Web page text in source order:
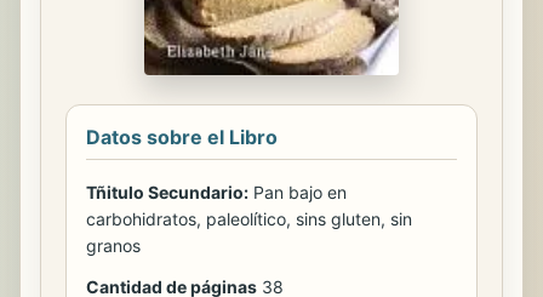
Datos sobre el Libro
Tñitulo Secundario: Pan bajo en
carbohidratos, paleolítico, sins gluten, sin
granos
Cantidad de páginas 38